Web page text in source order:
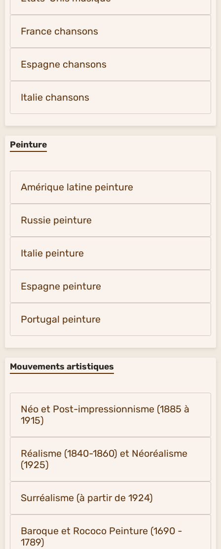
France chansons
Espagne chansons
Italie chansons
Peinture
Amérique latine peinture
Russie peinture
Italie peinture
Espagne peinture
Portugal peinture
Mouvements artistiques
Néo et Post-impressionnisme (1885 à
1915)
Réalisme (1840-1860) et Néoréalisme
(1925)
Surréalisme (à partir de 1924)
Baroque et Rococo Peinture (1690 -
1789)